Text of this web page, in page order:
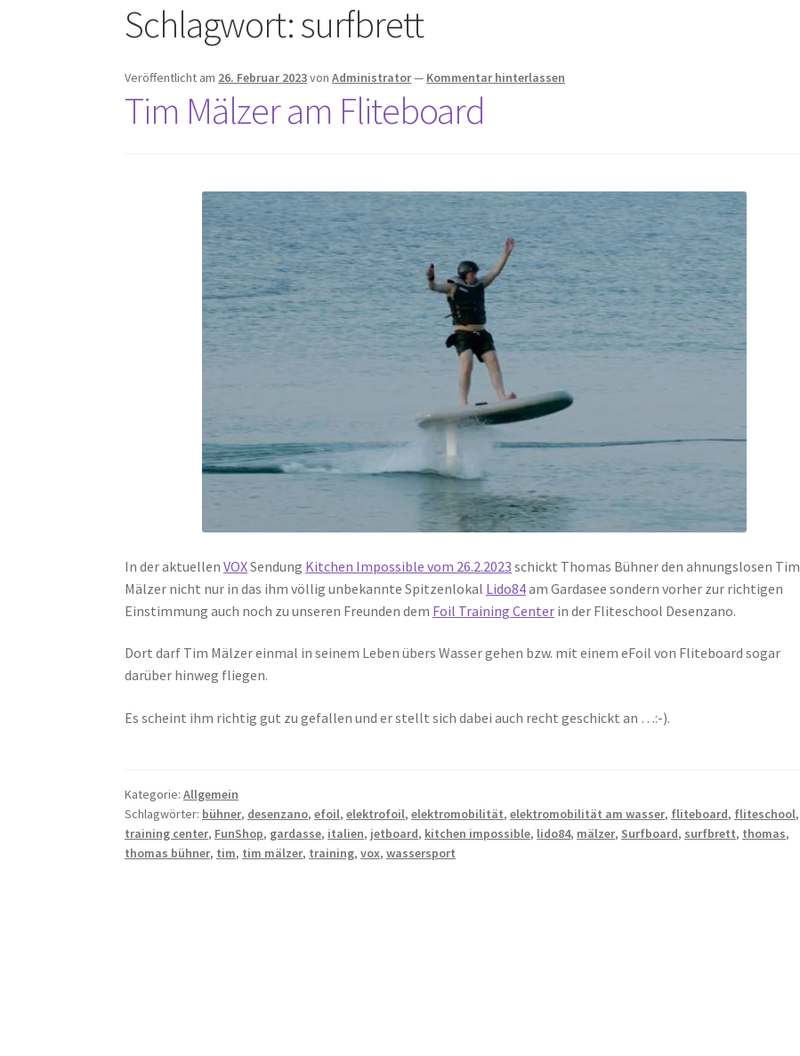
Schlagwort:surfbrett
Veröffentlicht am 26. Februar 2023vonAdministrator— Kommentar hinterlassen
Tim Mälzer am Fliteboard
In der aktuellenVOXSendung Kitchen Impossible vom 26.2.2023 schickt Thomas Bühner den ahnungslosen Tim
Mälzer nicht nur in das ihm völlig unbekannte Spitzenlokal Lido84am Gardasee sondern vorher zur richtigen
Einstimmung auch noch zu unseren Freunden dem Foil Training Center in der Fliteschool Desenzano.
Dort darf Tim Mälzer einmal in seinem Leben übers Wasser gehen bzw. mit einem eFoil von Fliteboard sogar
darüber hinweg fliegen.
Es scheint ihm richtig gut zu gefallen und er stellt sich dabei auch recht geschickt an …:-).
Kategorie:Allgemein
Schlagwörter: bühner, desenzano,efoil,elektrofoil,elektromobilität,elektromobilität am wasser, fliteboard, fliteschool,
training center, FunShop, gardasse, italien, jetboard, kitchen impossible, lido84, mälzer, Surfboard, surfbrett, thomas,
thomas bühner, tim, tim mälzer, training,vox,wassersport